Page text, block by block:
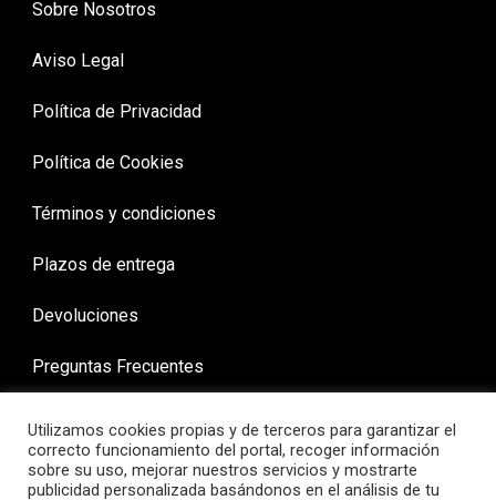
Sobre Nosotros
Aviso Legal
Política de Privacidad
Política de Cookies
Términos y condiciones
Plazos de entrega
Devoluciones
Preguntas Frecuentes
Utilizamos cookies propias y de terceros para garantizar el
correcto funcionamiento del portal, recoger información
sobre su uso, mejorar nuestros servicios y mostrarte
publicidad personalizada basándonos en el análisis de tu